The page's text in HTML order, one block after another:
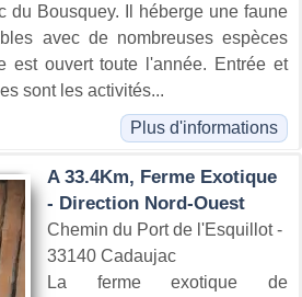
du Bousquey. Il héberge une faune
avec de nombreuses espèces
est ouvert toute l'année. Entrée et
sont les activités...
Plus d'informations
A 33.4Km, Ferme Exotique
- Direction Nord-Ouest
Chemin du Port de l'Esquillot -
33140 Cadaujac
La ferme exotique de